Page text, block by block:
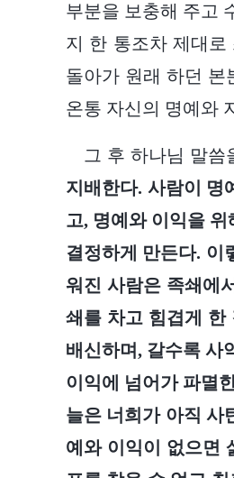
부분을 보충해 주고
지 한 통조차 제대로
돌아가 원래 하던 본
온통 자신의 명예와
그 후 하나님 말씀
지배한다. 사람이 명
고, 명예와 이익을
결정하게 만든다. 이
워진 사람은 족쇄에
쇄를 차고 힘겹게 한
배신하며, 갈수록 사
이익에 넘어가 파멸
늘은 너희가 아직 사
예와 이익이 없으면